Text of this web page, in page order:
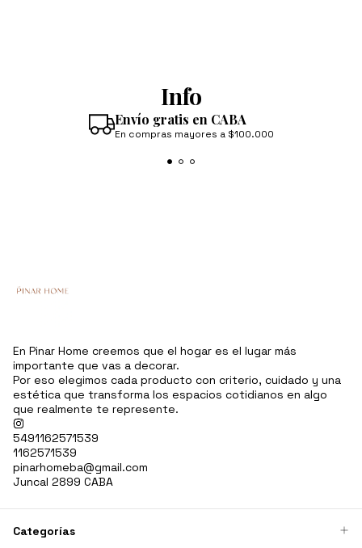
Info
Envío gratis en CABA
En compras mayores a $100.000
En Pinar Home creemos que el hogar es el lugar más
importante que vas a decorar.
Por eso elegimos cada producto con criterio, cuidado y una
estética que transforma los espacios cotidianos en algo
que realmente te represente.
5491162571539
1162571539
pinarhomeba@gmail.com
Juncal 2899 CABA
Categorías